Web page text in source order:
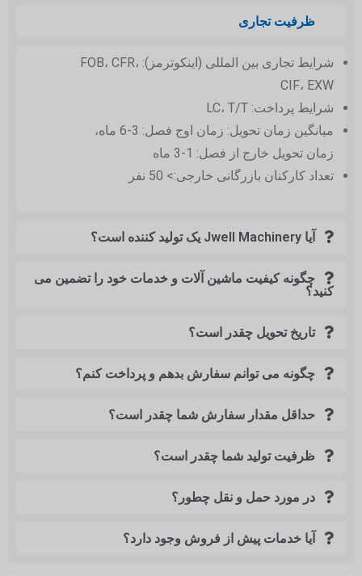
ظرفیت تجاری
شرایط تجاری بین المللی (اینکوترمز): FOB، CFR،
CIF، EXW
شرایط پرداخت: LC، T/T
میانگین زمان تحویل: زمان اوج فصل: 3-6 ماه،
زمان تحویل خارج از فصل: 1-3 ماه
تعداد کارکنان بازرگانی خارجی:> 50 نفر
آیا Jwell Machinery یک تولید کننده است؟
چگونه کیفیت ماشین آلات و خدمات خود را تضمین می
کنید؟
تاریخ تحویل چقدر است؟
چگونه می توانم سفارش بدهم و پرداخت کنم؟
حداقل مقدار سفارش شما چقدر است؟
ظرفیت تولید شما چقدر است؟
در مورد حمل و نقل چطور؟
آیا خدمات پیش از فروش وجود دارد؟